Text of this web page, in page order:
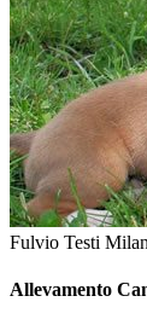
Fulvio Testi
Allevamento